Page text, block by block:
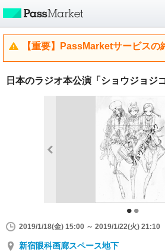
【重要】PassMarketサービスの
日本のラジオ本公演「ショウジョジ
2019/1/18(金) 15:00 ～ 2019/1/22(火) 21:10
新宿眼科画廊スペース地下